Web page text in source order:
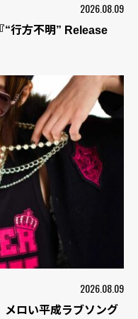
2026.08.09
“行方不明” Release
2026.08.09
メロい平成ラブソング